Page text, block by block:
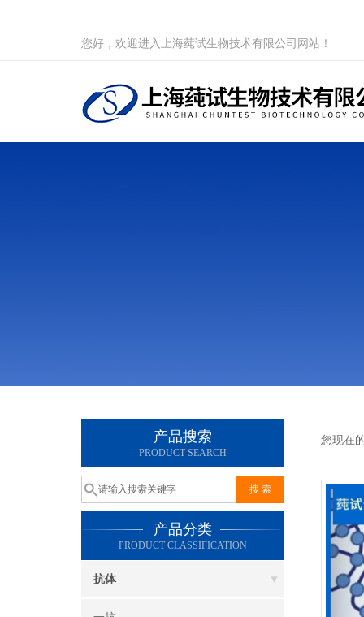
您好，欢迎进入上海莼试生物技术有限公司网站！
产品搜索
PRODUCT SEARCH
产品分类
PRODUCT CLASSIFICATION
抗体
您现在